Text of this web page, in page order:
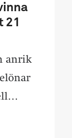
21
anrik